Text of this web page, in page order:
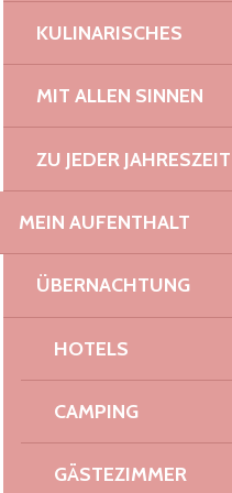
KULINARISCHES
MIT ALLEN SINNEN
ZU JEDER JAHRESZEIT
MEIN AUFENTHALT
ÜBERNACHTUNG
HOTELS
CAMPING
GÄSTEZIMMER